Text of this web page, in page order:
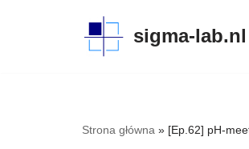
sigma-lab.nl
Strona główna » [Ep.62] pH-